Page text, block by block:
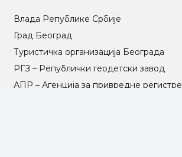
Влада Републике Србије
Град Београд
Туристичка организација Београда
РГЗ – Републички геодетски завод
АПР – Агенција за привредне регистре